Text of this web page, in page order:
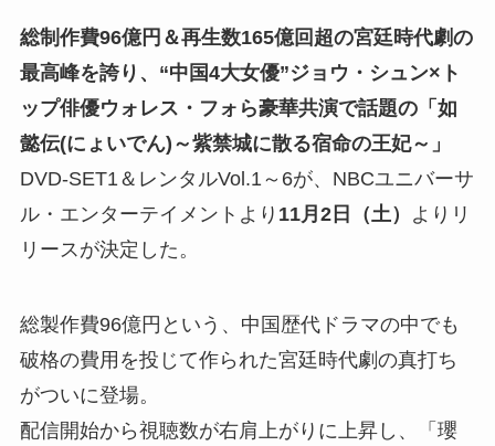
総制作費96億円＆再生数165億回超の宮廷時代劇の
最高峰を誇り、“中国4大女優”ジョウ・シュン×ト
ップ俳優ウォレス・フォら豪華共演で話題の「如
懿伝(にょいでん)～紫禁城に散る宿命の王妃～」
DVD-SET1＆レンタルVol.1～6が、NBCユニバーサ
ル・エンターテイメントより 11月2日（土）
よりリ
リースが決定した。
総製作費96億円という、中国歴代ドラマの中でも
破格の費用を投じて作られた宮廷時代劇の真打ち
がついに登場。
配信開始から視聴数が右肩上がりに上昇し、「瓔